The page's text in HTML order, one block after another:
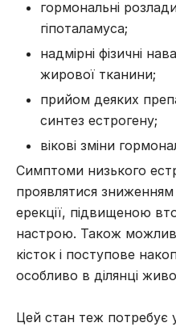
гормональні
гіпоталамуса;
надмірні фізичні
жирової тканини;
прийом деяких
синтез естрогену;
вікові зміни
Симптоми низького
проявлятися зниженням
ерекції, підвищеною
настрою. Також
кісток і поступове
особливо в ділянці
Цей стан теж потребує